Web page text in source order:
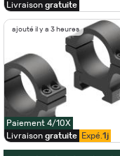
Livraison gratuite
ajouté il y a 3 heures
Paiement 4/10X
Livraison gratuite Expé. 1j